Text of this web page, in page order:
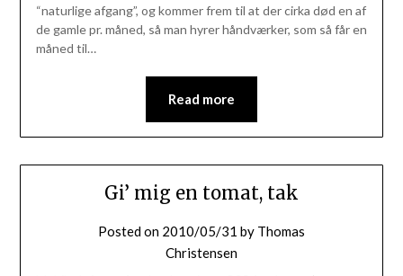
“naturlige afgang”, og kommer frem til at der cirka død en af
de gamle pr. måned, så man hyrer håndværker, som så får en
måned til…
Read more
Gi’ mig en tomat, tak
Posted on 2010/05/31 by Thomas
Christensen